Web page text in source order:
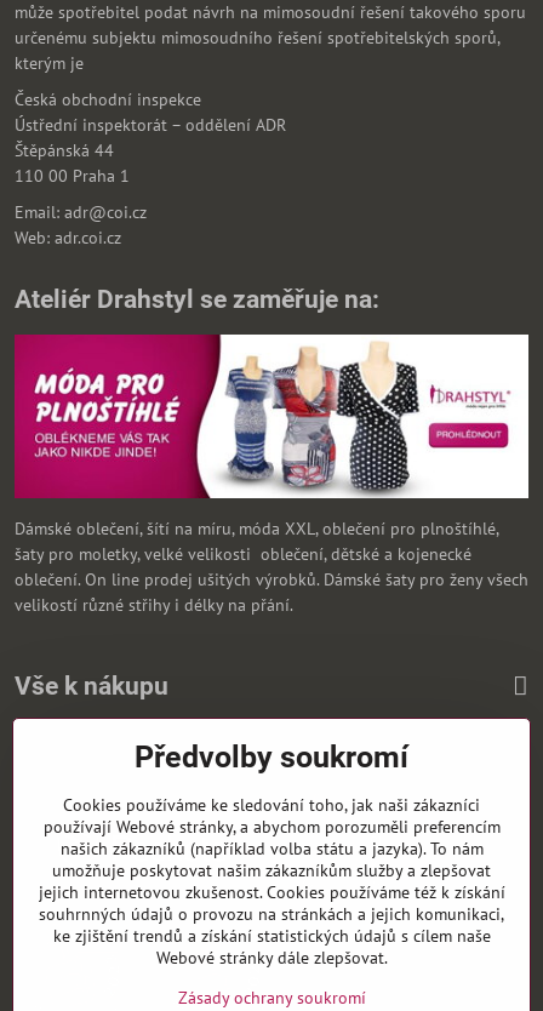
může spotřebitel podat návrh na mimosoudní řešení takového sporu
určenému subjektu mimosoudního řešení spotřebitelských sporů,
kterým je
Česká obchodní inspekce
Ústřední inspektorát – oddělení ADR
Štěpánská 44
110 00 Praha 1
Email: adr@coi.cz
Web: adr.coi.cz
Ateliér Drahstyl se zaměřuje na:
Dámské oblečení, šítí na míru, móda XXL, oblečení pro plnoštíhlé,
šaty pro moletky, velké velikosti oblečení, dětské a kojenecké
oblečení. On line prodej ušitých výrobků. Dámské šaty pro ženy všech
velikostí různé střihy i délky na přání.
Vše k nákupu
Zasíláme i na SlovenskoPředvolby soukromí
Cookies používáme ke sledování toho, jak naši zákazníci
používají Webové stránky, a abychom porozuměli preferencím
našich zákazníků (například volba státu a jazyka). To nám
umožňuje poskytovat našim zákazníkům služby a zlepšovat
jejich internetovou zkušenost. Cookies používáme též k získání
souhrnných údajů o provozu na stránkách a jejich komunikaci,
ke zjištění trendů a získání statistických údajů s cílem naše
Webové stránky dále zlepšovat.
Zásady ochrany soukromí